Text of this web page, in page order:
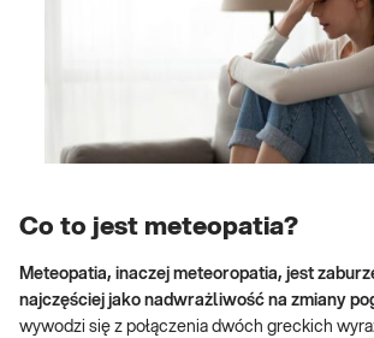
Co to jest meteopatia?
Meteopatia, inaczej meteoropatia, jest
najczęściej jako nadwrażliwość na zmiany
wywodzi się z połączenia dwóch greckich